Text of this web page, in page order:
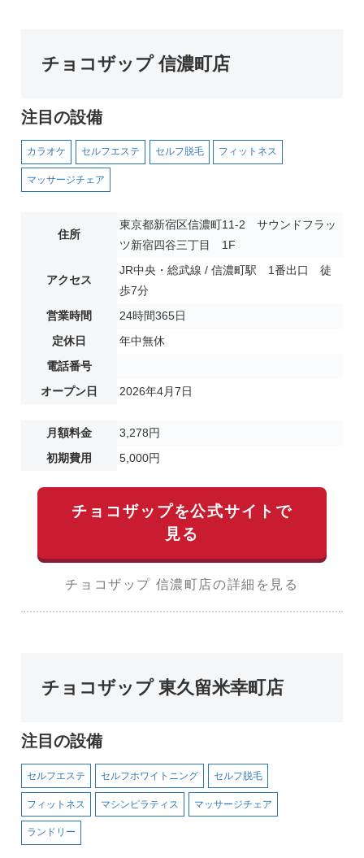
チョコザップ 信濃町店
注目の設備
カラオケ セルフエステ セルフ脱毛 フィットネス
マッサージチェア
住所
東京都新宿区信濃町11-2 サウンドフラッ
ツ新宿四谷三丁目 1F
アクセス
JR中央・総武線 / 信濃町駅 1番出口 徒
歩7分
営業時間
24時間365日
定休日
年中無休
電話番号
オープン日
2026年4月7日
月額料金
3,278円
初期費用
5,000円
チョコザップを公式サイトで
見る
チョコザップ 信濃町店の詳細を見る
チョコザップ 東久留米幸町店
注目の設備
セルフエステ セルフホワイトニング セルフ脱毛
フィットネス マシンピラティス マッサージチェア
ランドリー